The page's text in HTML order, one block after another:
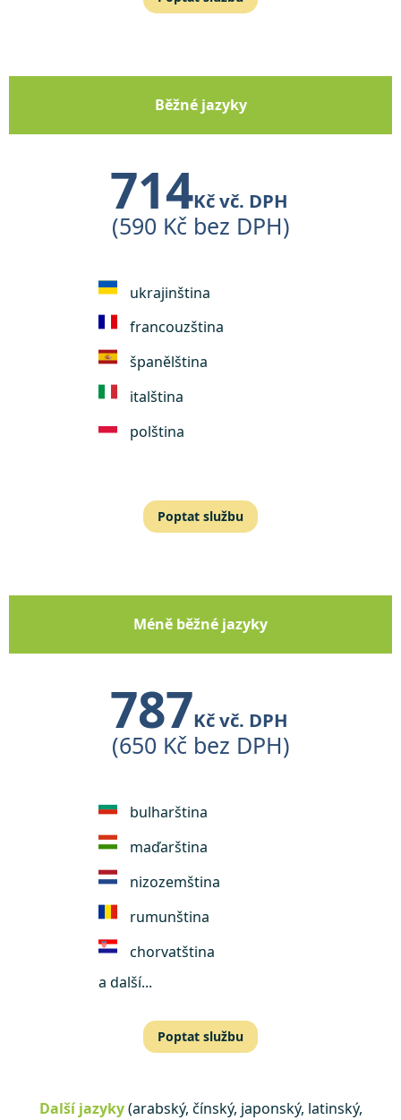
Běžné jazyky
714Kč vč. DPH
(590 Kč bez DPH)
ukrajinština
francouzština
španělština
italština
polština
Poptat službu
Méně běžné jazyky
787Kč vč. DPH
(650 Kč bez DPH)
bulharština
maďarština
nizozemština
rumunština
chorvatština
a další...
Poptat službu
Další jazyky(arabský, čínský, japonský, latinský,